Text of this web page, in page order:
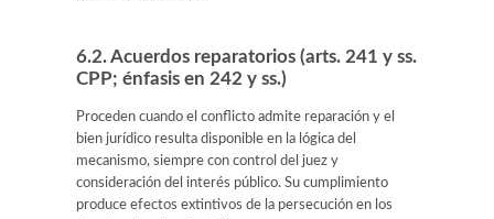
6.2. Acuerdos reparatorios (arts. 241 y ss.
CPP; énfasis en 242 y ss.)
Proceden cuando el conflicto admite reparación y el
bien jurídico resulta disponible en la lógica del
mecanismo, siempre con control del juez y
consideración del interés público. Su cumplimiento
produce efectos extintivos de la persecución en los